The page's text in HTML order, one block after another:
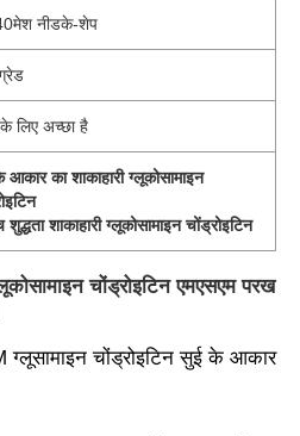
नीडके-शेप
लिए अच्छा है
का शाकाहारी ग्लूकोसामाइन
शुद्धता शाकाहारी ग्लूकोसामाइन चोंड्रोइटिन
चोंड्रोइटिन एमएसएम परख
ग्लूसामाइन चोंड्रोइटिन सुई के आकार